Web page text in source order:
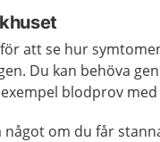
att se hur
Du kan behöva
blodprov
om du får